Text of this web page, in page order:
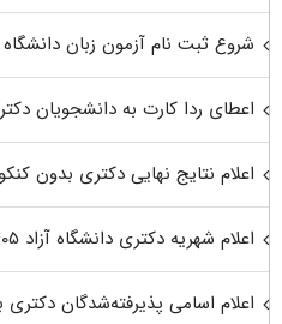
شروع ثبت نام آزمون زبان دانشگاه
اعطای ردا کارت به دانشجویان دکتری
اعلام نتایج نهایی دکتری بدون کنکور
اعلام شهریه دکتری دانشگاه آزاد ۱۴۰۵
اعلام اسامی پذیرفته‌شدگان